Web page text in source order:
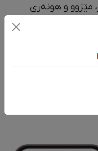
زمان، کەلتوور، مێژوو و ‎هونەری
+964 751 430
+964 751 460